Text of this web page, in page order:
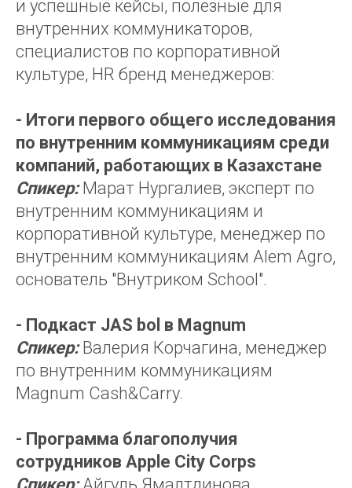
и успешные кейсы, полезные для
внутренних коммуникаторов,
специалистов по корпоративной
культуре, HR бренд менеджеров:
- Итоги первого общего исследования
по внутренним коммуникациям среди
компаний, работающих в Казахстане
Спикер: Марат Нургалиев, эксперт по
внутренним коммуникациям и
корпоративной культуре, менеджер по
внутренним коммуникациям Alem Agro,
основатель "Внутриком School".
- Подкаст JAS bol в Magnum
Спикер:Валерия Корчагина, менеджер
по внутренним коммуникациям
Magnum Cash&Carry.
- Программа благополучия
сотрудников Apple City Corps